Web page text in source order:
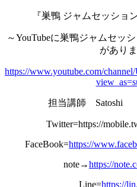
『巣鴨 ジャムセッショ
～YouTubeに巣鴨ジャムセッ
があり
https://www.youtube.com/
担当講師 Satoshi
Twitter=https://
FaceBook=https://
note→https://
Line=https://